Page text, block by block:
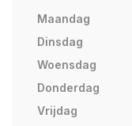
Maandag
Dinsdag
Woensdag
Donderdag
Vrijdag